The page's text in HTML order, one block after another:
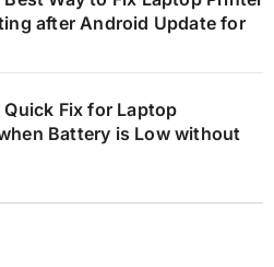
after Android Update for
Quick Fix for Laptop
Battery is Low without